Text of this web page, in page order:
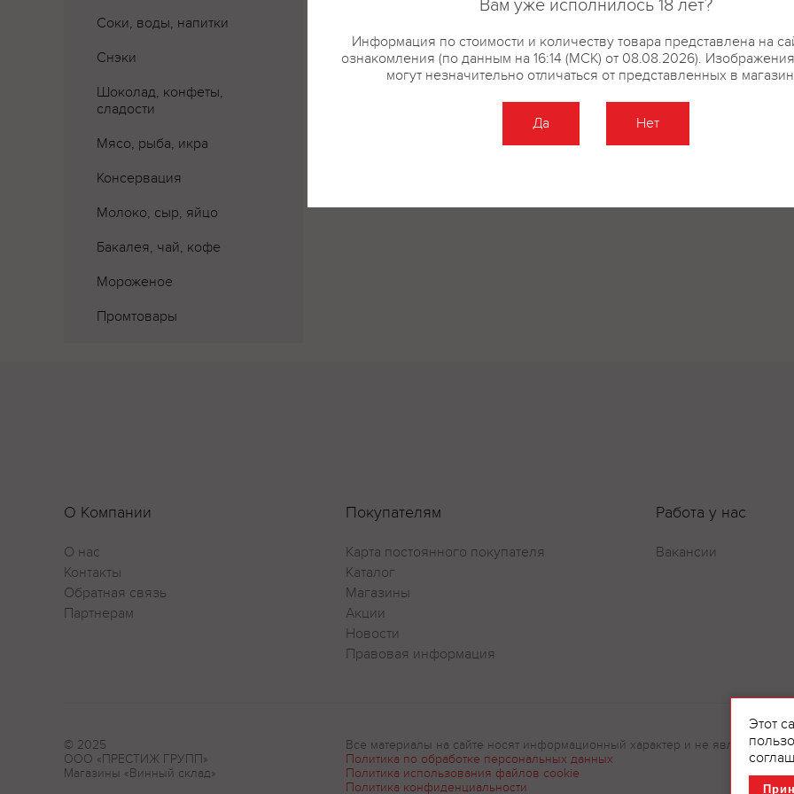
Соки, воды, напитки
Снэки
Шоколад, конфеты,
сладости
Мясо, рыба, икра
Консервация
Молоко, сыр, яйцо
Бакалея, чай, кофе
Мороженое
Промтовары
О Компании
О нас
Контакты
Обратная связь
Партнерам
Покупателям
Карта постоянного покупателя
Каталог
Магазины
Акции
Новости
Правовая информация
Работа у нас
Вакансии
© 2025
ООО «ПРЕСТИЖ ГРУПП»
Магазины «Винный склад»
Все материалы на сайте носят информационный характер и не являются
Политика по обработке персональных данных
Политика использования файлов cookie
Политика конфиденциальности
Этот
Вам уже исполнилось 18 лет?
Информация по стоимости и количеству товара представлена на
ознакомления (по данным на 16:14 (МСК) от 08.08.2026).
могут незначительно отличаться от представленных в
Да Нет